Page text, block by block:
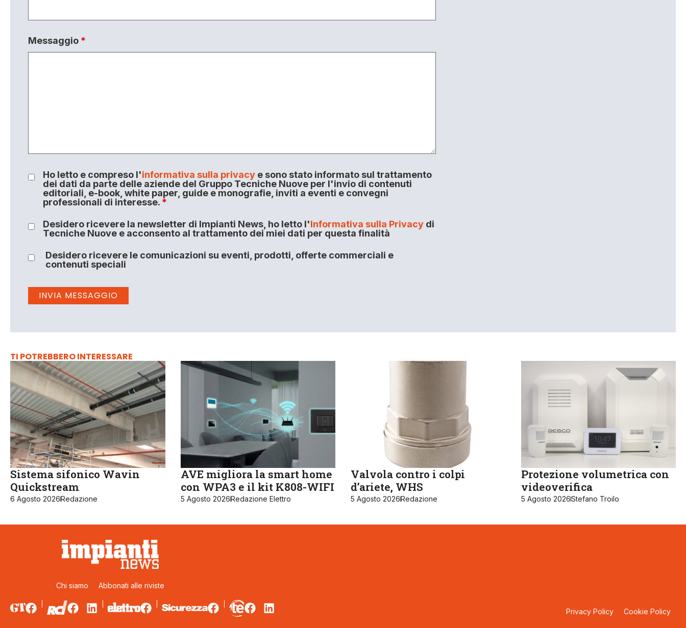
Messaggio *
Ho letto e compreso l'informativa sulla privacye sono stato informato sul trattamento
dei dati da parte delle aziende del Gruppo Tecniche Nuove per l'invio di contenuti
editoriali, e-book, white paper, guide e monografie, inviti a eventi e convegni
professionali di interesse. *
Desidero ricevere la newsletter di Impianti News, ho letto l'Informativa sulla Privacydi
Tecniche Nuove e acconsento al trattamento dei miei dati per questa finalità
Desidero ricevere le comunicazioni su eventi, prodotti, offerte commerciali e
contenuti speciali
TI POTREBBERO INTERESSARE
Sistema sifonico Wavin
Quickstream
6 Agosto 2026Redazione
AVE migliora la smart home
con WPA3 e il kit K808-WIFI
5 Agosto 2026Redazione Elettro
Valvola contro i colpi
d’ariete, WHS
5 Agosto 2026Redazione
Protezione volumetrica con
videoverifica
5 Agosto 2026Stefano Troilo
Chi siamo Abbonati alle riviste
Privacy Policy Cookie Policy